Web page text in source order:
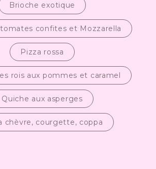
Brioche exotique
tomates confites et Mozzarella
Pizza rossa
rois aux pommes et caramel
Quiche aux asperges
chèvre, courgette, coppa